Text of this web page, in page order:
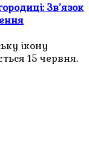
Зв’язок
ікону
15 червня.